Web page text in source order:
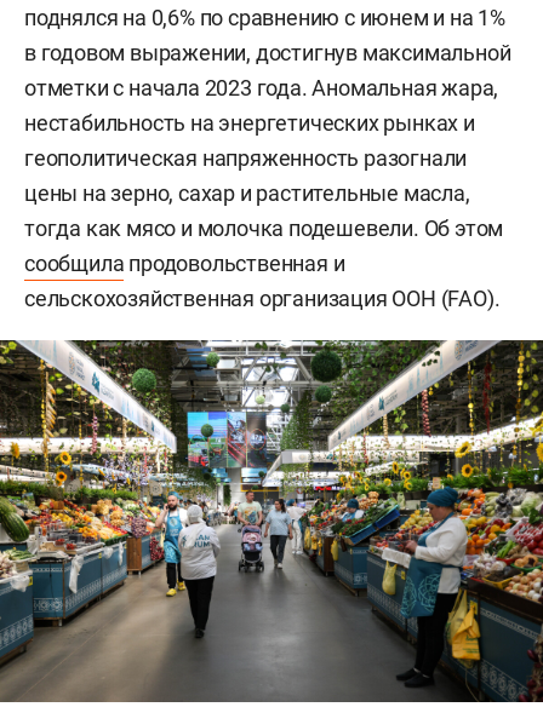
поднялся на 0,6% по сравнению с июнем и на 1%
в годовом выражении, достигнув максимальной
отметки с начала 2023 года. Аномальная жара,
нестабильность на энергетических рынках и
геополитическая напряженность разогнали
цены на зерно, сахар и растительные масла,
тогда как мясо и молочка подешевели. Об этом
сообщила продовольственная и
сельскохозяйственная организация ООН (FAO).